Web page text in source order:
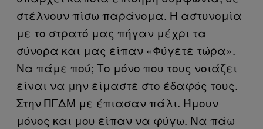
στέλνουν πίσω παράνομα. Η αστυνομία
με το στρατό μας πήγαν μέχρι τα
σύνορα και μας είπαν «Φύγετε τώρα».
Να πάμε πού; Το μόνο που τους νοιάζει
είναι να μην είμαστε στο έδαφός τους.
Στην ΠΓΔΜ με έπιασαν πάλι. Ήμουν
μόνος και μου είπαν να φύγω. Να πάω